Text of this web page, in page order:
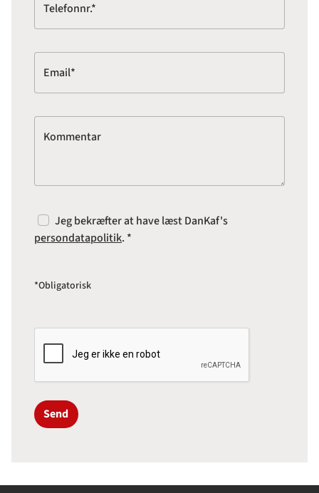
Telefonnr.*
Email*
Kommentar
Jeg bekræfter at have læst DanKaf's
persondatapolitik. *
*Obligatorisk
Send